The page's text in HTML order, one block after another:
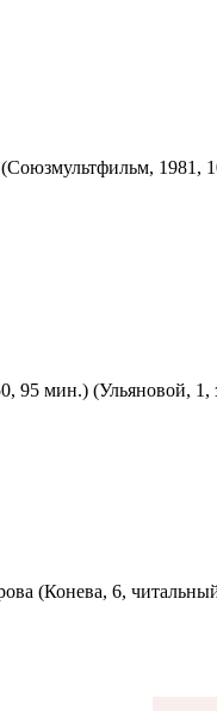
1981,
95 мин.) (Ульяновой,
(Конева, 6,